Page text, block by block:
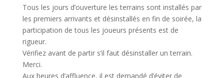
Tous les jours d’ouverture les terrains sont installés par
les premiers arrivants et désinstallés en fin de soirée, la
participation de tous les joueurs présents est de
rigueur.
Vérifiez avant de partir s’il faut désinstaller un terrain.
Merci.
Aux heures d’affluence, il est demandé d’éviter de